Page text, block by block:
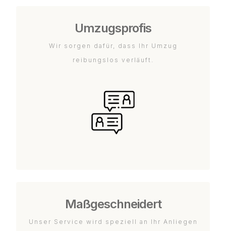
Umzugsprofis
Wir sorgen dafür, dass Ihr Umzug
reibungslos verläuft.
Maßgeschneidert
Unser Service wird speziell an Ihr Anliegen